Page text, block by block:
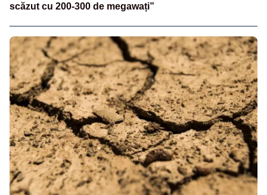
scăzut cu 200-300 de megawați”